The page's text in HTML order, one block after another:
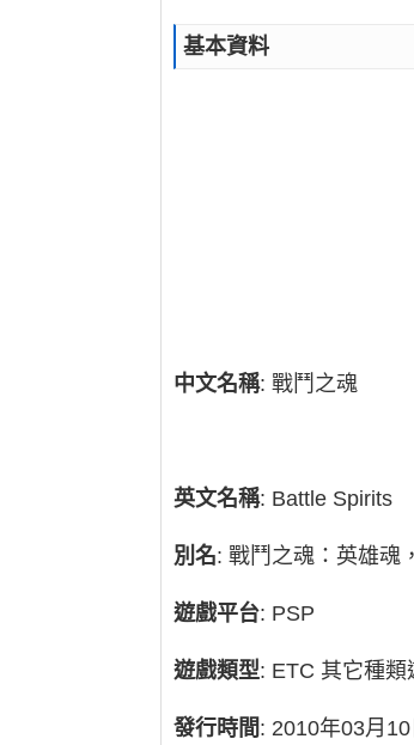
基本資料
中文名稱: 戰鬥之魂
英文名稱: Battle Spirits
別名: 戰鬥之魂：英雄魂
遊戲平台: PSP
遊戲類型: ETC 其它種類
發行時間 : 2010年03月10